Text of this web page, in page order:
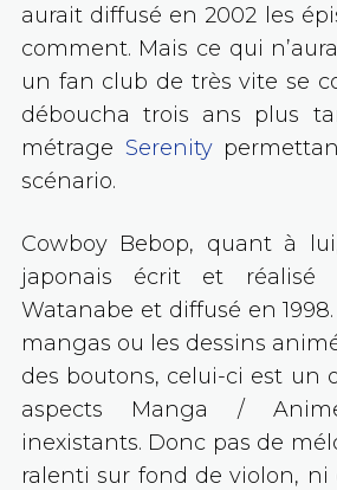
aurait diffusé en 2002 les
comment. Mais ce qui
un fan club de très vite se
déboucha trois ans plus
métrage Serenity
scénario.
Cowboy Bebop, quant à
japonais écrit et réalisé
Watanabe et diffusé en
mangas ou les dessins
des boutons, celui-ci est un
aspects Manga /
inexistants. Donc pas de
ralenti sur fond de violon, ni